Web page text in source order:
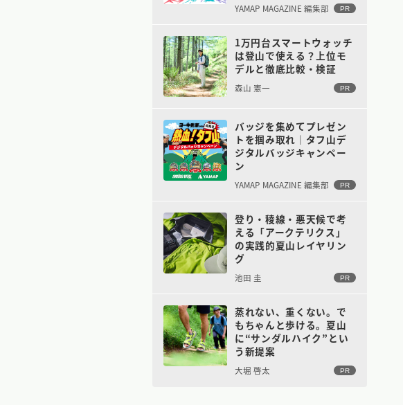
YAMAP MAGAZINE 編集部 PR
1万円台スマートウォッチ
は登山で使える？上位モ
デルと徹底比較・検証
森山 憲一 PR
バッジを集めてプレゼン
トを掴み取れ｜タフ山デ
ジタルバッジキャンペー
ン
YAMAP MAGAZINE 編集部 PR
登り・稜線・悪天候で考
える「アークテリクス」
の実践的夏山レイヤリン
グ
池田 圭 PR
蒸れない、重くない。で
もちゃんと歩ける。夏山
に“サンダルハイク”とい
う新提案
大堀 啓太 PR